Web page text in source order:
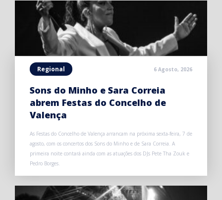
Regional 6 Agosto, 2026
Sons do Minho e Sara Correia
abrem Festas do Concelho de
Valença
As Festas do Concelho de Valença arrancam na próxima sexta-feira, 7 de
agosto, com os concertos dos Sons do Minho e de Sara Correia. A
primeira noite contará ainda com as atuações dos DJs Pete Tha Zouk e
Pedro Borges.